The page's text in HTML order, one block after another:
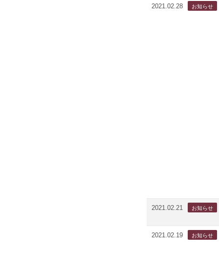
2021.02.28
2021.02.21
2021.02.19